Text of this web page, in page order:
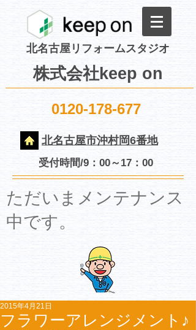
北名古屋リフォームスタジオ
株式会社keep on
0120-178-677
北名古屋市沖村岡6番地
受付時間/9：00～17：00
​ただいまメンテナンス
中です。
フラワーアレンジメント♪
2015年4月21日